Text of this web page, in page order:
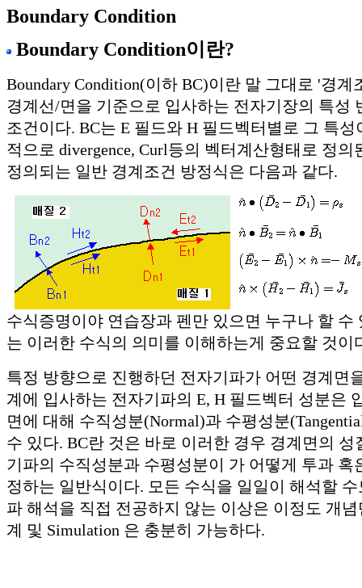
Boundary Condition
Boundary Condition이란?
Boundary Condition(이하 BC)이란 말 그대로 '경계
경계선/면을 기준으로 입사하는 전자기장의 특성
조건이다. BC는 E 필드와 H 필드벡터별로 그 특
적으로 divergence, Curl등의 벡터계산형태로 정
정의되는 일반 경계조건 방정식은 다음과 같다.
수식증명이야 연습장과 펜만 있으면 누구나 할 수
는 이러한 수식의 의미를 이해하는게 중요할 것이
특정 방향으로 진행하던 전자기파가 어떤 경계면
계에 입사하는 전자기파의 E, H 필드벡터 성분은
면에 대해 수직성분(Normal)과 수평성분
수 있다. BC란 것은 바로 이러한 경우 경계면의 성
기파의 수직성분과 수평성분이 가 어떻게 투과 혹
정하는 일반식이다. 모든 수식을 일일이 해석할
파 해석을 직접 전공하지 않는 이상은 이정도 개
계 및 Simulation 은 충분히 가능하다.